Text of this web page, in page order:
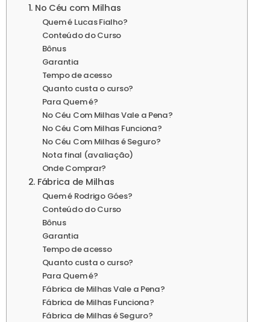
1. No Céu com Milhas
Quem é Lucas Fialho?
Conteúdo do Curso
Bônus
Garantia
Tempo de acesso
Quanto custa o curso?
Para Quem é?
No Céu Com Milhas Vale a Pena?
No Céu Com Milhas Funciona?
No Céu Com Milhas é Seguro?
Nota final (avaliação)
Onde Comprar?
2. Fábrica de Milhas
Quem é Rodrigo Góes?
Conteúdo do Curso
Bônus
Garantia
Tempo de acesso
Quanto custa o curso?
Para Quem é?
Fábrica de Milhas Vale a Pena?
Fábrica de Milhas Funciona?
Fábrica de Milhas é Seguro?